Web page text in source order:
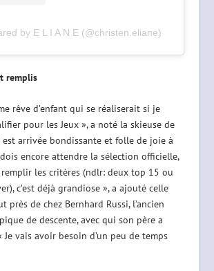
by E L I A N E (@christen.eliane)
remplis
rêve d’enfant qui se réaliserait si je
pour les Jeux », a noté la skieuse de
est arrivée bondissante et folle de joie à
dois encore attendre la sélection officielle,
remplir les critères (ndlr: deux top 15 ou
c’est déjà grandiose », a ajouté celle
près de chez Bernhard Russi, l’ancien
de descente, avec qui son père a
Je vais avoir besoin d’un peu de temps